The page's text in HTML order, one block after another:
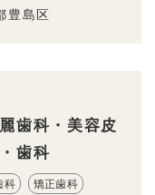
豊島区
歯科・美容皮
歯科
科 矯正歯科